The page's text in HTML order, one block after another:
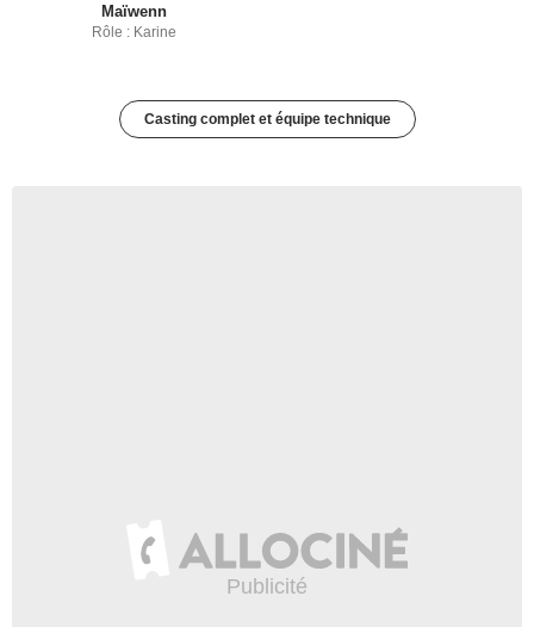
Maïwenn
Rôle : Karine
Casting complet et équipe technique